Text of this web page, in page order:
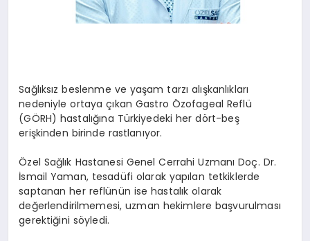
Sağlıksız beslenme ve yaşam tarzı alışkanlıkları
nedeniyle ortaya çıkan Gastro Özofageal Reflü
(GÖRH) hastalığına Türkiyedeki her dört-beş
erişkinden birinde rastlanıyor.
Özel Sağlık Hastanesi Genel Cerrahi Uzmanı Doç. Dr.
İsmail Yaman, tesadüfi olarak yapılan tetkiklerde
saptanan her reflünün ise hastalık olarak
değerlendirilmemesi, uzman hekimlere başvurulması
gerektiğini söyledi.